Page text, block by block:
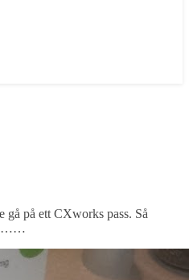
gå på ett CXworks pass. Så